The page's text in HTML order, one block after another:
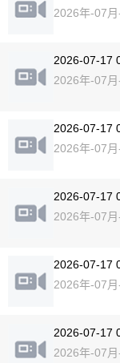
2026年-07
2026-07-17
2026年-07月
2026-07-17
2026年-07月
2026-07-17
2026年-07月
2026-07-17
2026年-07月
2026-07-17
2026年-07月